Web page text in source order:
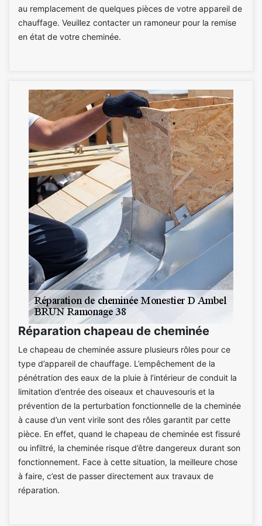
au remplacement de quelques pièces de votre appareil de
chauffage. Veuillez contacter un ramoneur pour la remise
en état de votre cheminée.
Réparation chapeau de cheminée
Le chapeau de cheminée assure plusieurs rôles pour ce
type d’appareil de chauffage. L’empêchement de la
pénétration des eaux de la pluie à l’intérieur de conduit la
limitation d’entrée des oiseaux et chauvesouris et la
prévention de la perturbation fonctionnelle de la cheminée
à cause d’un vent virile sont des rôles garantit par cette
pièce. En effet, quand le chapeau de cheminée est fissuré
ou infiltré, la cheminée risque d’être dangereux durant son
fonctionnement. Face à cette situation, la meilleure chose
à faire, c’est de passer directement aux travaux de
réparation.